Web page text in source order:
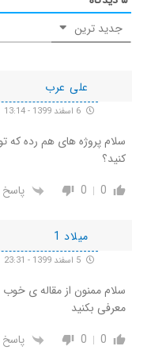
جدید ترین
علی عرب
سلام پروژه های هم رده که
کنید؟
0
0 پاسخ
میلاد 1
سلام ممنون از مقاله ی خوب
معرفی بکنید
0
0 پاسخ